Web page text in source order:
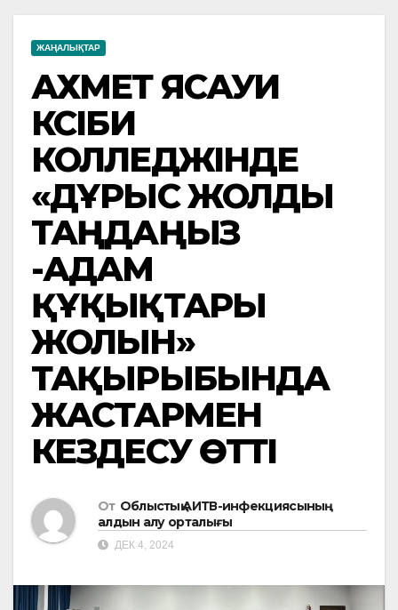
ЖАҢАЛЫҚТАР
АХМЕТ ЯСАУИ
КӘСІБИ
КОЛЛЕДЖІНДЕ
«ДҰРЫС ЖОЛДЫ
ТАҢДАҢЫЗ
-АДАМ
ҚҰҚЫҚТАРЫ
ЖОЛЫН»
ТАҚЫРЫБЫНДА
ЖАСТАРМЕН
КЕЗДЕСУ ӨТТІ
От Облыстық АИТВ-инфекциясының
алдын алу орталығы
ДЕК 4, 2024